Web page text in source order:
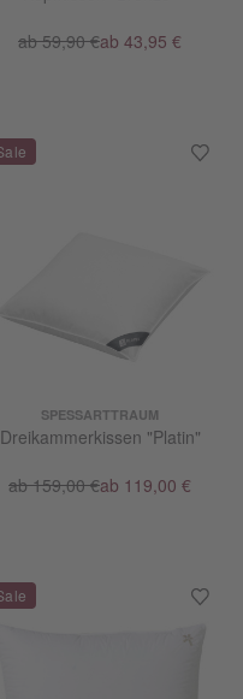
ab 59,90 €ab 43,95 €
SPESSARTTRAUM
Dreikammerkissen "Platin"
ab 159,00 €ab 119,00 €